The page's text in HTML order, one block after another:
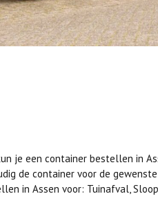
je een container bestellen in
de container voor de
in Assen voor: Tuinafval,